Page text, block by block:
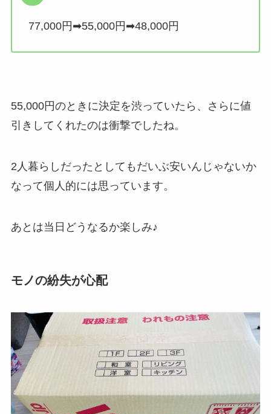
77,000円➡55,000円➡48,000円
55,000円のときに決定を渋っていたら、さらに値
引きしてくれたのは衝撃でしたね。
2人暮らしだったとしてもだいぶ安いんじゃないか
なって個人的には思っています。
あとは当日どうなるか楽しみ♪
モノの紛失が心配